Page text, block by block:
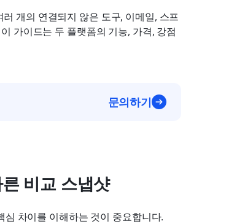
개의 연결되지 않은 도구, 이메일, 스프
가이드는 두 플랫폼의 기능, 가격, 강점
문의하기
비교 스냅샷
차이를 이해하는 것이 중요합니다.